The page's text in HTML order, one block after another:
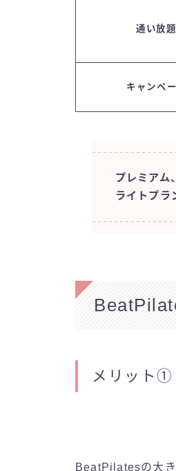
通い放題
キャンペ
プレミアム
ライトプラ
メリット①
BeatPilatesの大き